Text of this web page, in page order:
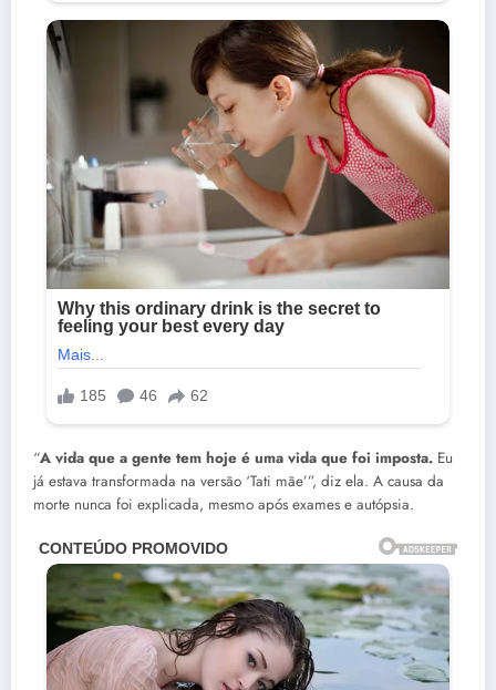
“A vida que a gente tem hoje é uma vida que foi imposta. Eu
já estava transformada na versão ‘Tati mãe’”, diz ela. A causa da
morte nunca foi explicada, mesmo após exames e autópsia.